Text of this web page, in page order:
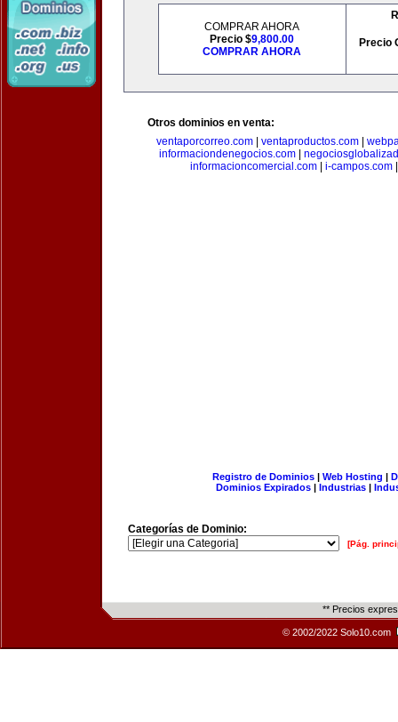
COMPRAR AHORA
Precio $9,800.00
COMPRAR AHORA
Precio
Otros dominios en venta:
ventaporcorreo.com
ventaproductos.com
informaciondenegocios.com|
informacioncomercial.com| i-campos.com
Registro de Dominios| Web Hosting |
Dominios Expirados | Industrias |
Categorías de Dominio:
[Pág.
** Precios
© 2002/2022 Solo10.com